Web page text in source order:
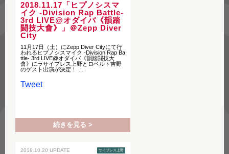
2018.11.17「ヒプノシスマ
イク -Division Rap Battle-
3rd LIVE@オダイバ《韻踏
闘技大會》」＠Zepp Diver
City
11月17日（土）にZepp Diver Cityにて行
われるヒプノシスマイク -Division Rap Ba
ttle- 3rd LIVE@オダイバ《韻踏闘技大
會》にラサイプレス上野とロベルト吉野
のゲスト出演が決定！ …
Tweet
続きを見る >
2018.10.20 UPDATE サイプレス上野